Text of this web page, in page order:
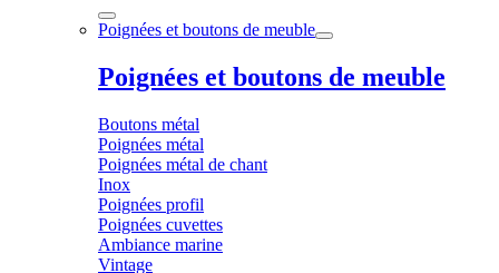
Poignées et boutons de meuble
Poignées et boutons de meuble
Boutons métal
Poignées métal
Poignées métal de chant
Inox
Poignées profil
Poignées cuvettes
Ambiance marine
Vintage